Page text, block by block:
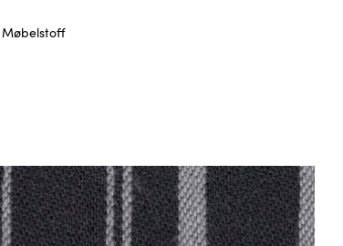
Møbelstoff